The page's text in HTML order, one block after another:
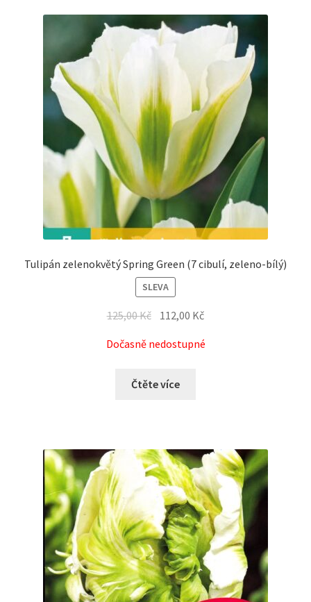
Tulipán zelenokvětý Spring Green (7 cibulí, zeleno-bílý)
SLEVA
125,00Kč 112,00 Kč
Dočasně nedostupné
Čtěte více